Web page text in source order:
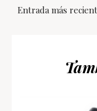
Entrada más